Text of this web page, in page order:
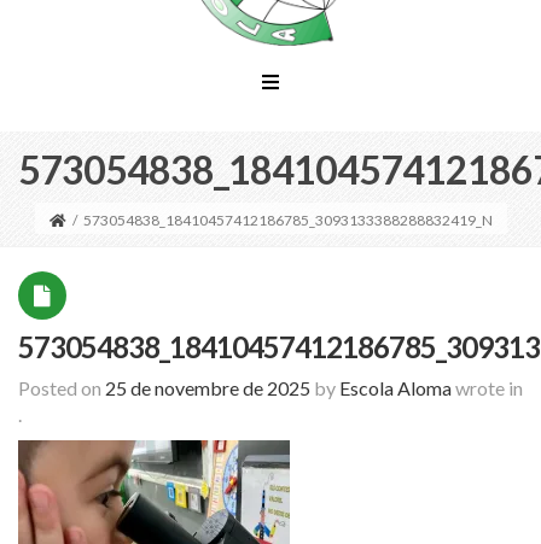
/ 573054838_18410457412186785_3093133388288832419_N
Posted on 25 de novembre de 2025 by Escola Alomawrote in
.